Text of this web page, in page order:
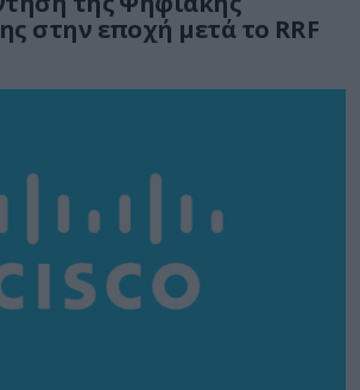
στην εποχή μετά το RRF